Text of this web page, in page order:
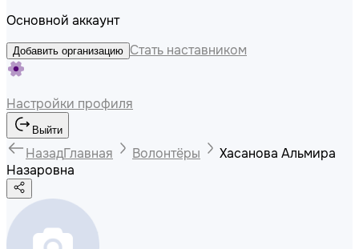
Основной аккаунт
Добавить организацию Стать наставником
Настройки профиля
Выйти
НазадГлавная Волонтёры
Хасанова Альмира
Назаровна